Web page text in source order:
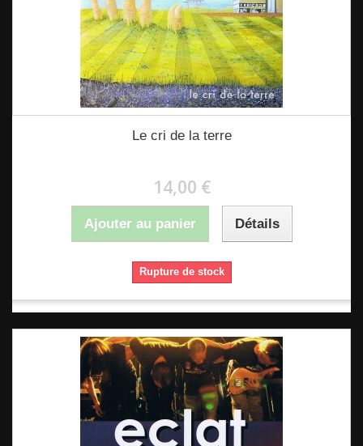
Le cri de la terre
14,00 €
Ajouter au panier Détails
Rupture de stock